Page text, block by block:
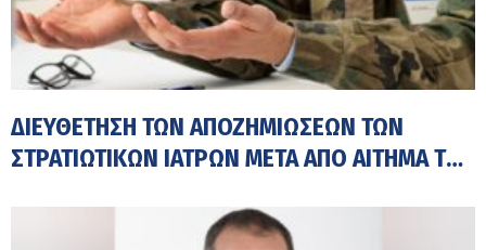
ΔΙΕΥΘΈΤΗΣΗ ΤΩΝ ΑΠΟΖΗΜΙΏΣΕΩΝ ΤΩΝ
ΣΤΡΑΤΙΩΤΙΚΏΝ ΙΑΤΡΏΝ ΜΕΤΆ ΑΠΌ ΑΊΤΗΜΑ ΤΟΥ